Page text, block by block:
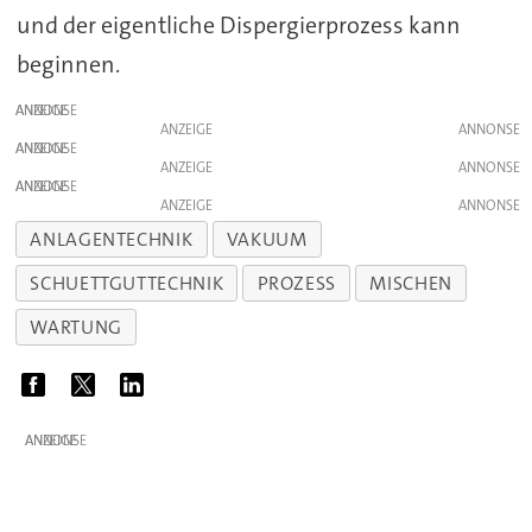
und der eigentliche Dispergierprozess kann
beginnen.
ANZEIGE
ANZEIGE
ANZEIGE
ANZEIGE
ANZEIGE
ANZEIGE
ANLAGENTECHNIK
VAKUUM
SCHUETTGUTTECHNIK
PROZESS
MISCHEN
WARTUNG
ANZEIGE